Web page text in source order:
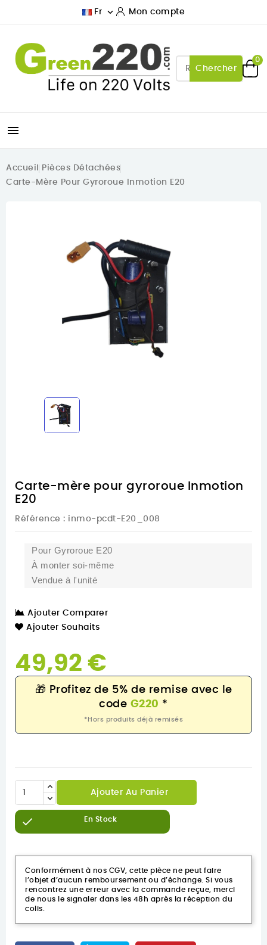
Fr  Mon compte
Chercher
0

Accueil
Pièces Détachées
Carte-Mère Pour Gyroroue Inmotion E20
Carte-mère pour gyroroue Inmotion
E20
Référence : inmo-pcdt-E20_008
Pour Gyroroue E20
À monter soi-même
Vendue à l'unité
Ajouter Comparer
Ajouter Souhaits
49,92 €
🎁 Profitez de 5% de remise avec le
code G220 *
*Hors produits déjà remisés
Ajouter Au Panier
 En Stock
Conformément à nos CGV, cette pièce ne peut faire
l’objet d’aucun remboursement ou d’échange. Si vous
rencontrez une erreur avec la commande reçue, merci
de nous le signaler dans les 48h après la réception du
colis.